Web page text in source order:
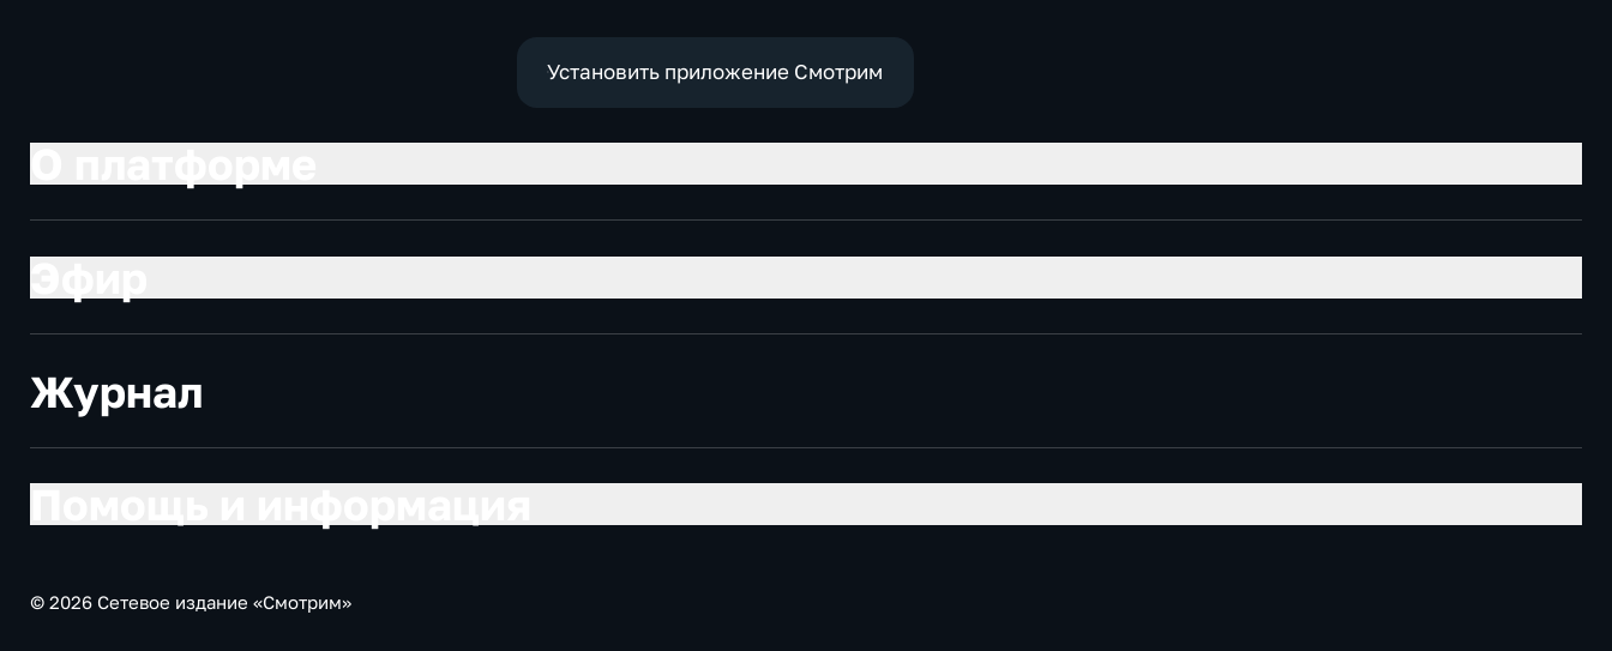
экономические
Установить приложение Смотрим
Журнал
© 2026 Сетевое издание «Смотрим»